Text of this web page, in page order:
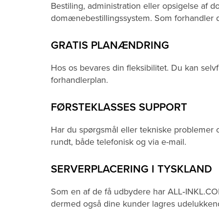
Bestiling, administration eller opsigelse af
domænebestillingssystem. Som
GRATIS PLANÆNDRING
Hos os bevares din fleksibilitet. Du kan
forhandlerplan.
FØRSTEKLASSES SUPPORT
Har du spørgsmål eller tekniske
rundt, både telefonisk og via e-mail.
SERVERPLACERING I TYSKLAND
Som en af de få udbydere har
dermed også dine kunder lagres